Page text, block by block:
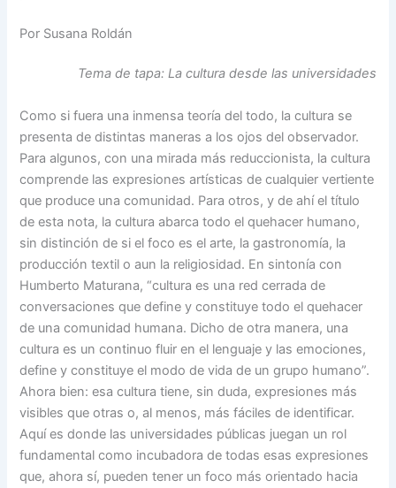
Por Susana Roldán
Tema de tapa: La cultura desde las universidades
Como si fuera una inmensa teoría del todo, la cultura se
presenta de distintas maneras a los ojos del observador.
Para algunos, con una mirada más reduccionista, la cultura
comprende las expresiones artísticas de cualquier vertiente
que produce una comunidad. Para otros, y de ahí el título
de esta nota, la cultura abarca todo el quehacer humano,
sin distinción de si el foco es el arte, la gastronomía, la
producción textil o aun la religiosidad. En sintonía con
Humberto Maturana, “cultura es una red cerrada de
conversaciones que define y constituye todo el quehacer
de una comunidad humana. Dicho de otra manera, una
cultura es un continuo fluir en el lenguaje y las emociones,
define y constituye el modo de vida de un grupo humano”.
Ahora bien: esa cultura tiene, sin duda, expresiones más
visibles que otras o, al menos, más fáciles de identificar.
Aquí es donde las universidades públicas juegan un rol
fundamental como incubadora de todas esas expresiones
que, ahora sí, pueden tener un foco más orientado hacia